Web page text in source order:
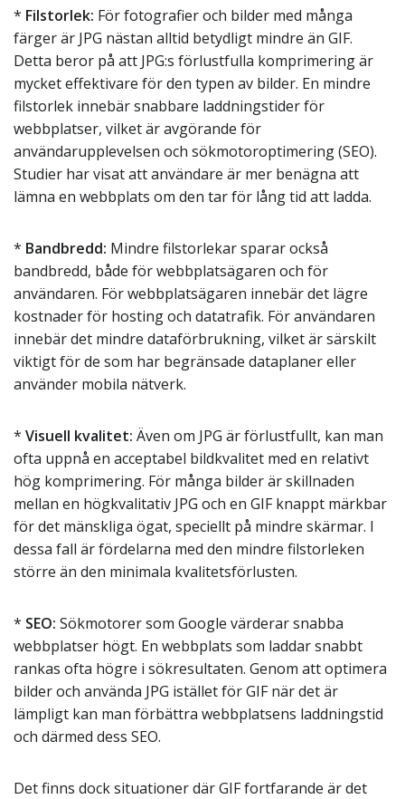
* Filstorlek: För fotografier och bilder med många
färger är JPG nästan alltid betydligt mindre än GIF.
Detta beror på att JPG:s förlustfulla komprimering är
mycket effektivare för den typen av bilder. En mindre
filstorlek innebär snabbare laddningstider för
webbplatser, vilket är avgörande för
användarupplevelsen och sökmotoroptimering (SEO).
Studier har visat att användare är mer benägna att
lämna en webbplats om den tar för lång tid att ladda.
* Bandbredd: Mindre filstorlekar sparar också
bandbredd, både för webbplatsägaren och för
användaren. För webbplatsägaren innebär det lägre
kostnader för hosting och datatrafik. För användaren
innebär det mindre dataförbrukning, vilket är särskilt
viktigt för de som har begränsade dataplaner eller
använder mobila nätverk.
* Visuell kvalitet: Även om JPG är förlustfullt, kan man
ofta uppnå en acceptabel bildkvalitet med en relativt
hög komprimering. För många bilder är skillnaden
mellan en högkvalitativ JPG och en GIF knappt märkbar
för det mänskliga ögat, speciellt på mindre skärmar. I
dessa fall är fördelarna med den mindre filstorleken
större än den minimala kvalitetsförlusten.
* SEO: Sökmotorer som Google värderar snabba
webbplatser högt. En webbplats som laddar snabbt
rankas ofta högre i sökresultaten. Genom att optimera
bilder och använda JPG istället för GIF när det är
lämpligt kan man förbättra webbplatsens laddningstid
och därmed dess SEO.
Det finns dock situationer där GIF fortfarande är det